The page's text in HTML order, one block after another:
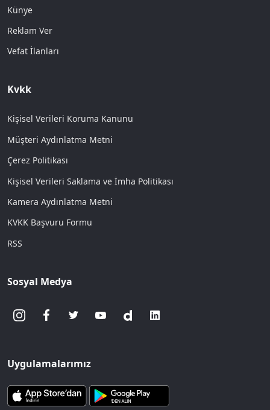
Künye
Reklam Ver
Vefat İlanları
Kvkk
Kişisel Verileri Koruma Kanunu
Müşteri Aydınlatma Metni
Çerez Politikası
Kişisel Verileri Saklama ve İmha Politikası
Kamera Aydınlatma Metni
KVKK Başvuru Formu
RSS
Sosyal Medya
Uygulamalarımız